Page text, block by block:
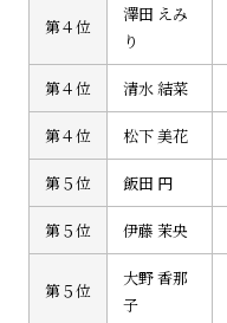
第４位
澤田 えみ
り
第４位 清水 結菜
第４位 松下 美花
第５位 飯田 円
第５位 伊藤 茉央
第５位
大野 香那
子